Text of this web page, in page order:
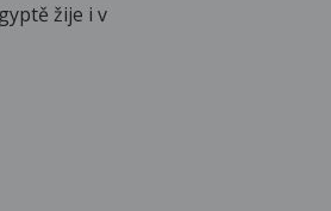
žije i v